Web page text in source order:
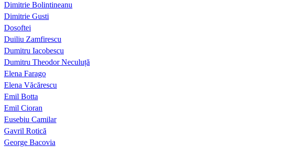
Dimitrie Bolintineanu
Dimitrie Gusti
Dosoftei
Duiliu Zamfirescu
Dumitru Iacobescu
Dumitru Theodor Neculuță
Elena Farago
Elena Văcărescu
Emil Botta
Emil Cioran
Eusebiu Camilar
Gavril Rotică
George Bacovia